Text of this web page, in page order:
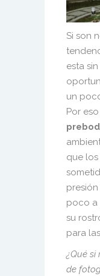
Si son
esta
un
Por eso
que los
poco a
su
para
¿Qué si
de